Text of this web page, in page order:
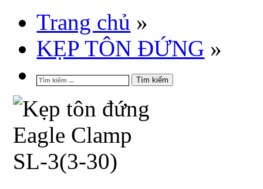
Trang chủ »
KẸP TÔN ĐỨNG »
Tìm kiếm